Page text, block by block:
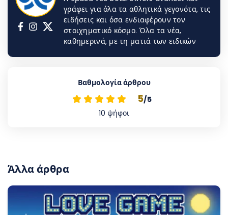
γράφει για όλα τα αθλητικά γεγονότα, τις
ειδήσεις και όσα ενδιαφέρουν τον
στοιχηματικό κόσμο. Όλα τα νέα,
καθημερινά, με τη ματιά των ειδικών
Βαθμολογία άρθρου
5/5
10 ψήφοι
Άλλα άρθρα